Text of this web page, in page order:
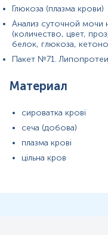
Глюкоза (плазма крови)
Анализ суточной мочи
(количество, цвет,
белок, глюкоза,
Пакет №71.
Материал
сироватка крові
сеча (добова)
плазма крові
цільна кров